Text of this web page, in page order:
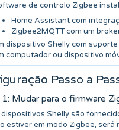
de controlo Zigbee
Home Assistant com
Zigbee2MQTT com um
dispositivo Shelly com
computador ou dispositivo
Passo a
Mudar para o firmware
Shelly são
estiver em modo Zigbee,